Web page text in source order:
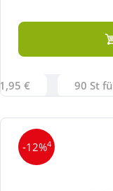
€ 90 St
-12%4